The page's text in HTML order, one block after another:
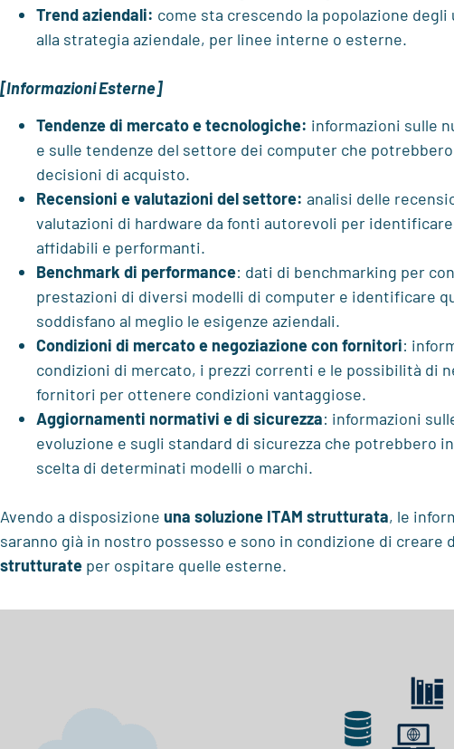
Trend aziendali: come sta crescendo la popolazione
alla strategia aziendale, per linee interne o esterne.
[Informazioni Esterne]
Tendenze di mercato e tecnologiche: informazioni sulle
e sulle tendenze del settore dei computer che
decisioni di acquisto.
Recensioni e valutazioni del settore: analisi delle
valutazioni di hardware da fonti autorevoli per
affidabili e performanti.
Benchmark di performance: dati di benchmarking per
prestazioni di diversi modelli di computer e identificare
soddisfano al meglio le esigenze aziendali.
Condizioni di mercato e negoziazione con fornitori:
condizioni di mercato, i prezzi correnti e le possibilità di
fornitori per ottenere condizioni vantaggiose.
Aggiornamenti normativi e di sicurezza: informazioni
evoluzione e sugli standard di sicurezza che potrebbero
scelta di determinati modelli o marchi.
Avendo a disposizione una soluzione ITAM strutturata, le
saranno già in nostro possesso e sono in condizione di creare
strutturate per ospitare quelle esterne.